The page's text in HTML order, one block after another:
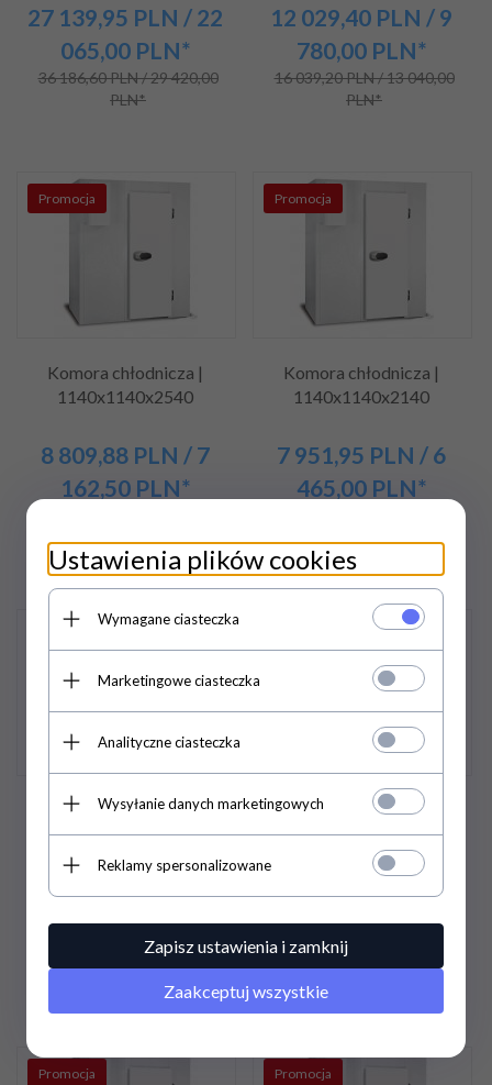
27 139,95 PLN / 22
065,00 PLN*
36 186,60 PLN / 29 420,00
PLN*
12 029,40 PLN / 9
780,00 PLN*
16 039,20 PLN / 13 040,00
PLN*
Promocja
Komora chłodnicza |
1140x1140x2540
8 809,88 PLN / 7
162,50 PLN*
Promocja
Komora chłodnicza |
1140x1140x2140
7 951,95 PLN / 6
465,00 PLN*
Komora chłodnicza |
2940x2940x2540
25 045,88PLN/ 20
362,50PLN*
33 394,50 PLN / 27 150,00
PLN*
Komora chłodnicza |
2940x2940x2140
22 841,10PLN/ 18
570,00PLN*
30 454,80 PLN / 24 760,00
PLN*
Promocja Promocja
Ustawienia plików cookies
Wymagane ciasteczka
Marketingowe ciasteczka
Analityczne ciasteczka
Wysyłanie danych marketingowych
Reklamy spersonalizowane
Zapisz ustawienia i zamknij
Zaakceptuj wszystkie